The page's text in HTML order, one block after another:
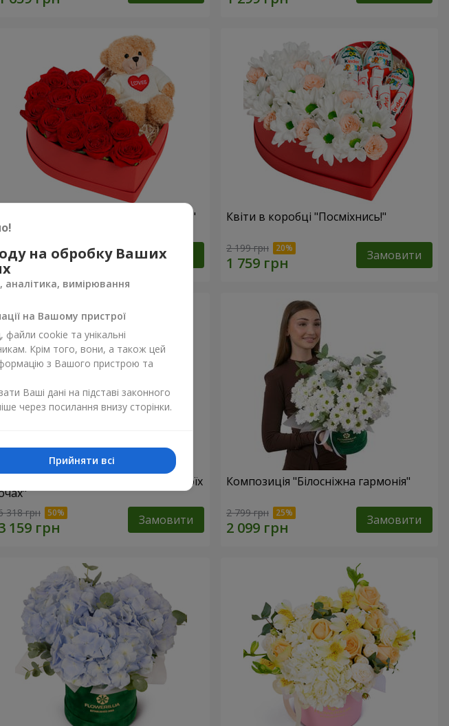
Композиція "Зворушливий презент"
332 грн Замовити
Квіти в коробці "Посміхнись!"
2 199 грн Замовити
Композиція в коробці "Любов в твоїх
318 грн Замовити
Композиція "Білосніжна гармонія"
2 799 грн Замовити
на обробку Ваших
аналітика, вимірювання
на Вашому пристрої
cookie та унікальні
Крім того, вони, а також цей
з Вашого пристрою та
Ваші дані на підставі законного
через посилання внизу сторінки.
Прийняти всі